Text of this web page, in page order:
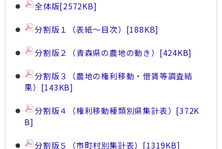
全体版[2572KB]
分割版１（表紙～目次） [188KB]
分割版２（青森県の農地の動き） [424KB]
分割版３（農地の権利移動・借賃等調査結
果） [143KB]
分割版４（権利移動種類別県集計表） [372K
B]
分割版５（市町村別集計表） [1319KB]